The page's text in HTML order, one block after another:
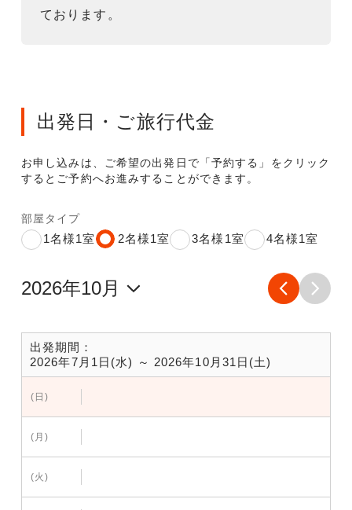
ております。
出発日・ご旅行代金
お申し込みは、ご希望の出発日で「予約する」をクリック
するとご予約へお進みすることができます。
部屋タイプ
1名様1室 2名様1室 3名様1室 4名様1室
出発期間：
2026年7月1日(水) ～ 2026年10月31日(土)
(日)
(月)
(火)